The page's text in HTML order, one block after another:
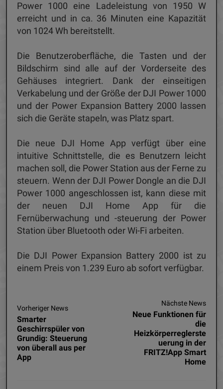
Power 1000 eine Ladeleistung von 1950 W
erreicht und in ca. 36 Minuten eine Kapazität
von 1024 Wh bereitstellt.
Die Benutzeroberfläche, die Tasten und der
Bildschirm sind alle auf der Vorderseite des
Gehäuses integriert. Dank der einseitigen
Verkabelung und der Größe der DJI Power 1000
und der Power Expansion Battery 2000 lassen
sich die Geräte stapeln, was Platz spart.
Die neue DJI Home App verfügt über eine
intuitive Schnittstelle, die es Benutzern leicht
machen soll, die Power Station aus der Ferne zu
steuern. Wenn der DJI Power Dongle an die DJI
Power 1000 angeschlossen ist, kann diese mit
der neuen DJI Home App für die
Fernüberwachung und -steuerung der Power
Station über Bluetooth oder Wi-Fi arbeiten.
Die DJI Power Expansion Battery 2000 ist zu
einem Preis von 1.239 Euro ab sofort verfügbar.
Vorheriger News
Smarter
Geschirrspüler von
Grundig: Steuerung
von überall aus per
App
Nächste News
Neue Funktionen für
die
Heizkörperreglerste
uerung in der
FRITZ!App Smart
Home